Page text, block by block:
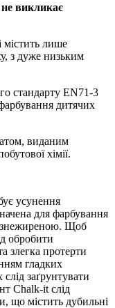
не викликає
містить лише
з дуже низьким
стандарту EN71-3
дитячих
виданим
хімії.
усунення
для фарбування
знежиреною. Щоб
обробити
злегка протерти
гладких
заґрунтувати
Chalk-it слід
що містить дубильні